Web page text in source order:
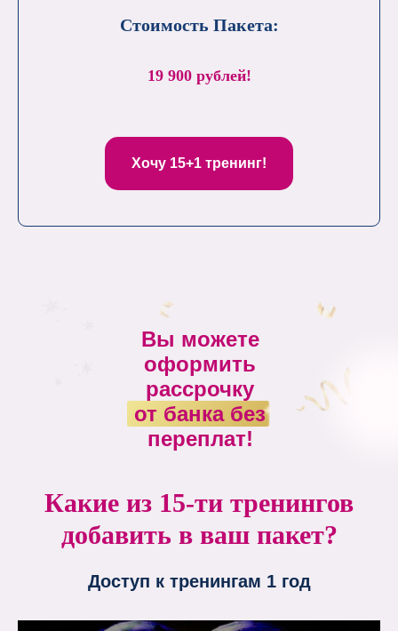
Стоимость Пакета:
19 900 рублей!
Хочу 15+1 тренинг!
Вы можете
оформить
рассрочку
от банка без
переплат!
Какие из 15-ти тренингов
добавить в ваш пакет?
Доступ к тренингам 1 год